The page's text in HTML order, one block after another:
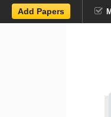
Add Papers